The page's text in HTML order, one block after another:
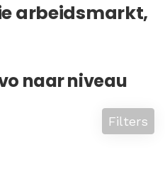
arbeidsmarkt,
naar niveau
Filters